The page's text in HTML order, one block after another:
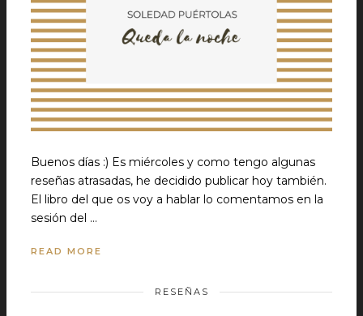
Buenos días :) Es miércoles y como tengo algunas
reseñas atrasadas, he decidido publicar hoy también.
El libro del que os voy a hablar lo comentamos en la
sesión del …
READ MORE
RESEÑAS